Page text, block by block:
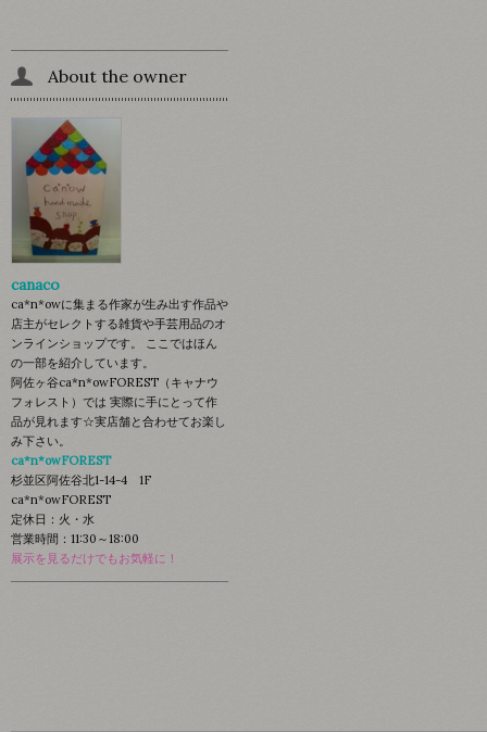
About the owner
canaco
ca*n*owに集まる作家が生み出す作品や
店主がセレクトする雑貨や手芸用品のオ
ンラインショップです。 ここではほん
の一部を紹介しています。
阿佐ヶ谷ca*n*owFOREST（キャナウ
フォレスト）では 実際に手にとって作
品が見れます☆実店舗と合わせてお楽し
み下さい。
ca*n*owFOREST
杉並区阿佐谷北1-14-4 1F
ca*n*owFOREST
定休日：火・水
営業時間：11:30～18:00
展示を見るだけでもお気軽に！